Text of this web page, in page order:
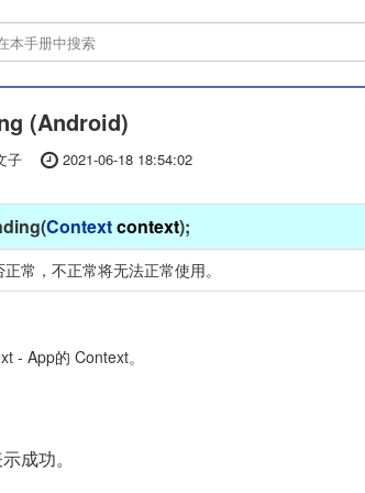
(Android)
子 2021-06-18 18:54:02
Contextcontext);
常，不正常将无法正常使用。
- App的 Context。
成功。